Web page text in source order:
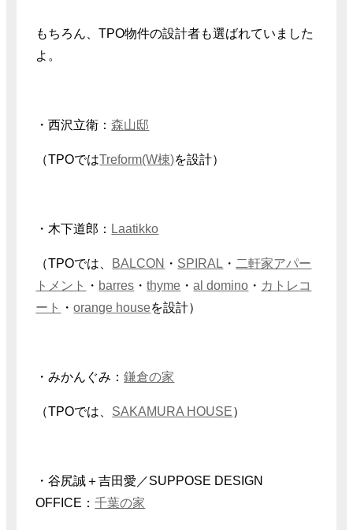
もちろん、TPO物件の設計者も選ばれていました
よ。
・西沢立衛：森山邸
（TPOではTreform(W棟)を設計）
・木下道郎： Laatikko
（TPOでは、 BALCON ・ SPIRAL ・ 二軒家アパー
トメント
・ barres ・thyme ・al domino ・ カトレコ
ート
・orange houseを設計）
・みかんぐみ：鎌倉の家
（TPOでは、 SAKAMURA HOUSE）
・谷尻誠＋吉田愛／SUPPOSE DESIGN
OFFICE：千葉の家